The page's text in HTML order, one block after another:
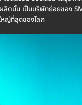
ลิตนั้น เป็นบริษัทย่อยของ
หญ่ที่สุดของโลก